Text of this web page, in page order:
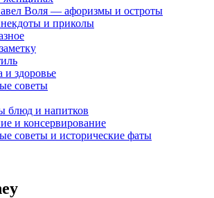
Воля — афоризмы и остроты
и приколы
и здоровье
советы
блюд и напитков
и консервирование
советы и исторические фаты